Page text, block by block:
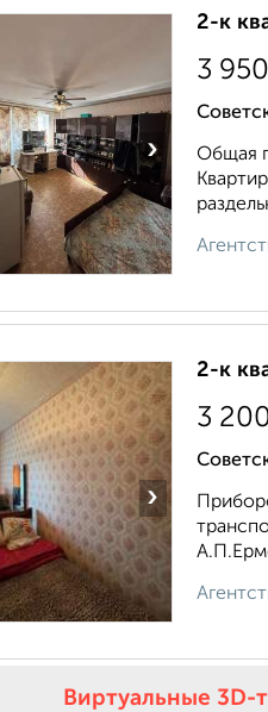
›
2-к
3
Общая
›
2-к
3
Виртуальные